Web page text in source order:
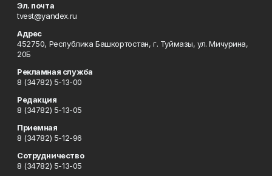
Эл. почта
tvest@yandex.ru
Адрес
452750, Республика Башкортостан, г. Туймазы, ул. Мичурина,
20Б
Рекламная служба
8 (34782) 5-13-00
Редакция
8 (34782) 5-13-05
Приемная
8 (34782) 5-12-96
Сотрудничество
8 (34782) 5-13-05